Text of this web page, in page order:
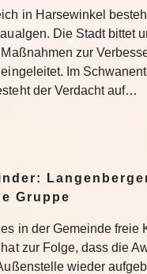
in Harsewinkel
Die Stadt bittet
zur
Im
der Verdacht auf…
Gruppe
in der Gemeinde freie
zur Folge, dass die
wieder